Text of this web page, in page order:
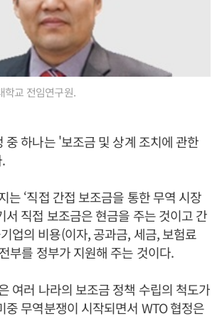
교 전임연구원.
중 하나는 '보조금 및 상계 조치에 관한
는 ‘직접 간접 보조금을 통한 무역 시장
서 직접 보조금은 현금을 주는 것이고 간
업의 비용(이자, 공과금, 세금, 보험료
부를 정부가 지원해 주는 것이다.
여러 나라의 보조금 정책 수립의 척도가
중 무역분쟁이 시작되면서 WTO 협정은